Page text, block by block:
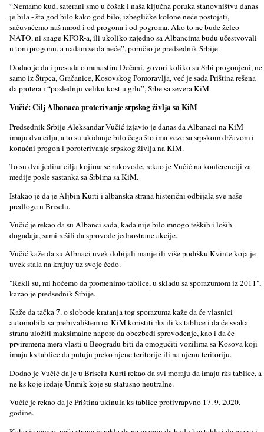
“Nemamo kud, saterani smo u ćošak i naša klјučna poruka stanovništvu danas
je bila - šta god bilo kako god bilo, izbegličke kolone neće postojati,
sačuvaćemo naš narod i od progona i od pogroma. Ako to ne bude želeo
NATO, ni snage KFOR-a, ili ukoliko zajedno sa Albancima budu učestvovali
u tom progonu, a nadam se da neće”, poručio je predsednik Srbije.
Dodao je da i presuda o manastiru Dečani, govori koliko su Srbi progonjeni, ne
samo iz Štrpca, Gračanice, Kosovskog Pomoravlјa, već je sada Priština rešena
da protera i “poslednju veliku kost u grlu”, Srbe sa severa KiM.
Vučić: Cilј Albanaca proterivanje srpskog živlјa sa KiM
Predsednik Srbije Aleksandar Vučić izjavio je danas da Albanaci na KiM
imaju dva cilјa, a to su ukidanje bilo čega što ima veze sa srpskom državom i
konačni progon i poroterivanje srpskog živlјa na KiM.
To su dva jedina cilјa kojima se rukovode, rekao je Vučić na konferenciji za
medije posle sastanka sa Srbima sa KiM.
Istakao je da je Alјbin Kurti i albanska strana histerični odbijala sve naše
predloge u Briselu.
Vučić je rekao da su Albanci sada, kada nije bilo mnogo teških i loših
događaja, sami rešili da sprovode jednostrane akcije.
Vučić kaže da su Albnaci uvek dobijali manje ili više podršku Kvinte koja je
uvek stala na krajuy uz svoje čedo.
"Rekli su, mi hoćemo da promenimo tablice, u skladu sa sporazumom iz 2011",
kazao je predsednik Srbije.
Kaže da tačka 7. o slobode kratanja tog sporazuma kaže da će vlasnici
automobila sa prebivalištem na KiM koristiti rks ili ks tablice i da će svaka
strana uložiti maksimalne napore da obezbedi sprovođenje, kao i da će
prviremena mera vlasti u Beogradu biti da omogućiti vozilima sa Kosova koji
imaju ks tablice da putuju preko njene teritorije ili na njenu teritoriju.
Dodao je Vučić da je u Briselu Kurti rekao da svi moraju da imaju rks tablice, a
ne ks koje izdaje Unmik koje su statusno neutralne.
Vučić je rekao da je Priština ukinula ks tablice protivrapvno 17. 9. 2020.
godine.